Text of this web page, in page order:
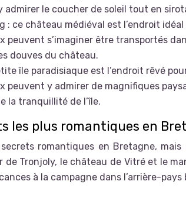
admirer le coucher de soleil tout en
: ce château médiéval est l’endroit
peuvent s’imaginer être transportés
douves du château.
île paradisiaque est l’endroit rêvé
peuvent y admirer de magnifiques
la tranquillité de l’île.
les plus romantiques en
romantiques en Bretagne,
de Tronjoly, le château de Vitré et le
à la campagne dans l’arrière-pays